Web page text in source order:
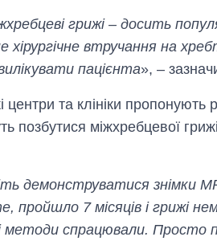
грижі – досить
хірургічне втручання на
пацієнта», –
та клініки пропонують
позбутися міжхребцевої
демонструватися знімки
7 місяців і грижі
методи спрацювали. Просто